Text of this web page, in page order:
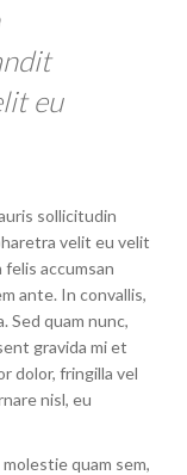
eu
sollicitudin
velit eu velit
accumsan
ante. In convallis,
Sed quam nunc,
gravida mi et
dolor, fringilla vel
nisl, eu
quam sem,